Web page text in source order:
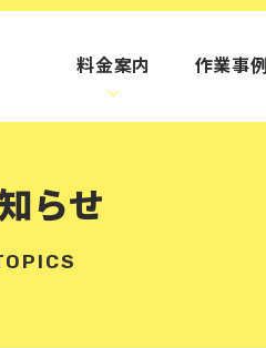
料金案内 作業事例
らせ